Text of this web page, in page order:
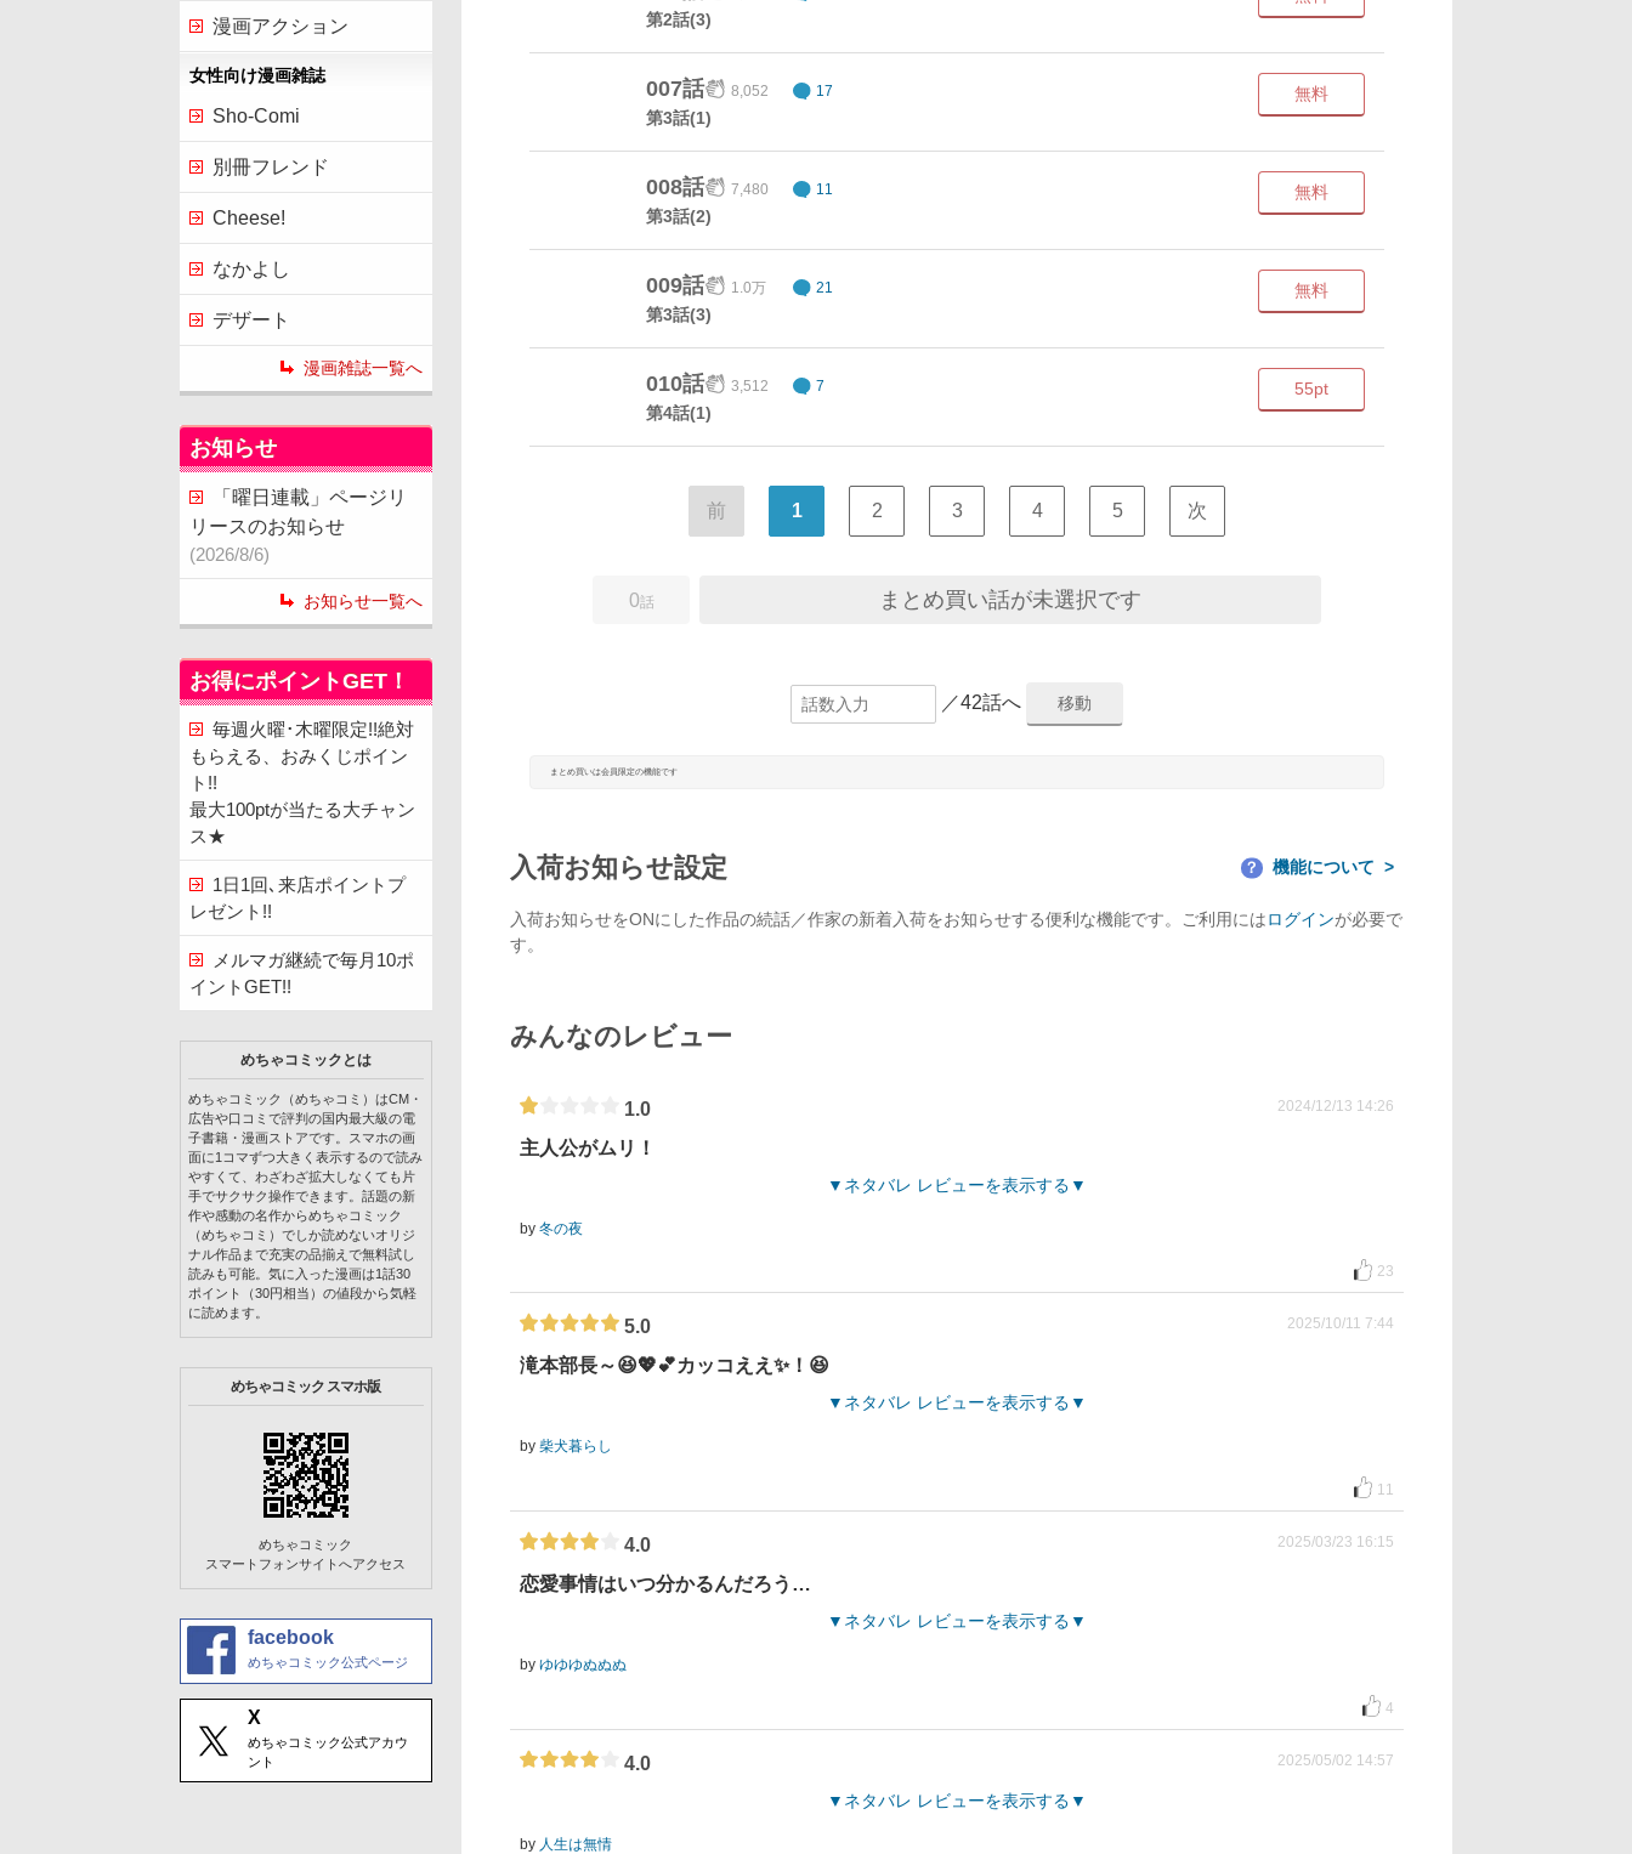
第2話(3)
007話 8,052 17
第3話(1)
無料
008話 7,480 11
第3話(2)
無料
009話 1.0万 21
第3話(3)
無料
010話 3,512 7
第4話(1)
55pt
前 1 2 3 4 5 次
0話 まとめ買い話が未選択です
／42話へ
まとめ買いは会員限定の機能です
入荷お知らせ設定 ？ 機能について
入荷お知らせをONにした作品の続話／作家の新着入荷をお知らせする便利な機能です。ご利用にはログインが必要で
す。
みんなのレビュー
1.0 2024/12/13 14:26
主人公がムリ！
ネタバレ レビューを表示する
by 冬の夜
23
5.0 2025/10/11 7:44
滝本部長～😆💖💕カッコええ✨！😆
ネタバレ レビューを表示する
by 柴犬暮らし
11
4.0 2025/03/23 16:15
恋愛事情はいつ分かるんだろう…
ネタバレ レビューを表示する
by ゆゆゆぬぬぬ
4
4.0 2025/05/02 14:57
ネタバレ レビューを表示する
by 人生は無情
漫画アクション
女性向け漫画雑誌
Sho-Comi
別冊フレンド
Cheese!
なかよし
デザート
漫画雑誌一覧へ
お知らせ
「曜日連載」ページリ
リースのお知らせ
(2026/8/6)
お知らせ一覧へ
お得にポイントGET！
毎週火曜･木曜限定!!絶対
もらえる、おみくじポイン
ト!!
最大100ptが当たる大チャン
ス★
1日1回､来店ポイントプ
レゼント!!
メルマガ継続で毎月10ポ
イントGET!!
めちゃコミックとは
めちゃコミック（めちゃコミ）はCM・
広告や口コミで評判の国内最大級の電
子書籍・漫画ストアです。スマホの画
面に1コマずつ大きく表示するので読み
やすくて、わざわざ拡大しなくても片
手でサクサク操作できます。話題の新
作や感動の名作からめちゃコミック
（めちゃコミ）でしか読めないオリジ
ナル作品まで充実の品揃えで無料試し
読みも可能。気に入った漫画は1話30
ポイント（30円相当）の値段から気軽
に読めます。
めちゃコミック スマホ版
めちゃコミック
スマートフォンサイトへアクセス
facebook
めちゃコミック公式ページ
X
めちゃコミック公式アカウ
ント